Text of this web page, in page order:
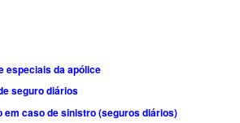
especiais da apólice
seguro diários
em caso de sinistro (seguros diários)